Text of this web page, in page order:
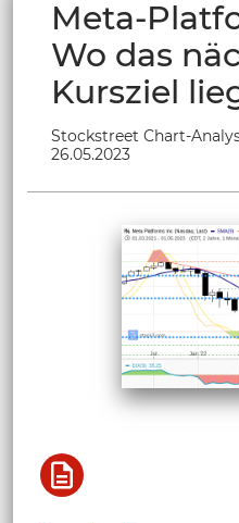
Meta-
Wo das
Kursziel
Stockstreet Chart-
26.05.2023